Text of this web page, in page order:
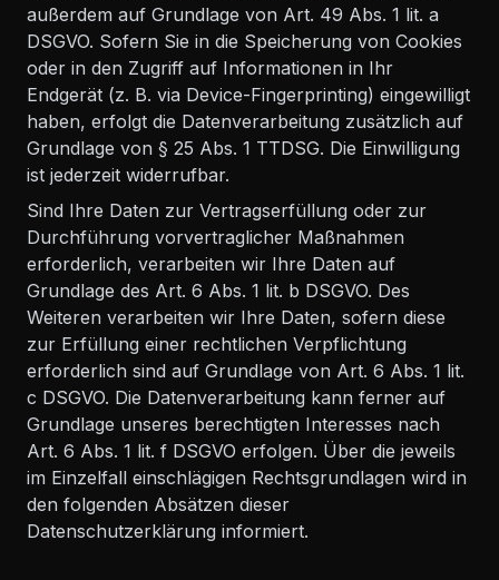
außerdem auf Grundlage von Art. 49 Abs. 1 lit. a
DSGVO. Sofern Sie in die Speicherung von Cookies
oder in den Zugriff auf Informationen in Ihr
Endgerät (z. B. via Device-Fingerprinting) eingewilligt
haben, erfolgt die Datenverarbeitung zusätzlich auf
Grundlage von § 25 Abs. 1 TTDSG. Die Einwilligung
ist jederzeit widerrufbar.
Sind Ihre Daten zur Vertragserfüllung oder zur
Durchführung vorvertraglicher Maßnahmen
erforderlich, verarbeiten wir Ihre Daten auf
Grundlage des Art. 6 Abs. 1 lit. b DSGVO. Des
Weiteren verarbeiten wir Ihre Daten, sofern diese
zur Erfüllung einer rechtlichen Verpflichtung
erforderlich sind auf Grundlage von Art. 6 Abs. 1 lit.
c DSGVO. Die Datenverarbeitung kann ferner auf
Grundlage unseres berechtigten Interesses nach
Art. 6 Abs. 1 lit. f DSGVO erfolgen. Über die jeweils
im Einzelfall einschlägigen Rechtsgrundlagen wird in
den folgenden Absätzen dieser
Datenschutzerklärung informiert.